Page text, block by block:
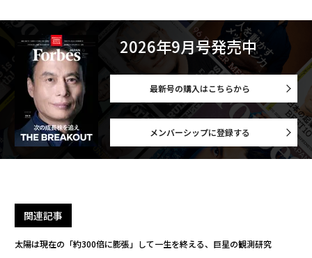
2026年9月号発売中
最新号の購入はこちらから
メンバーシップに登録する
関連記事
太陽は現在の「約300倍に膨張」して一生を終える、巨星の観測研究